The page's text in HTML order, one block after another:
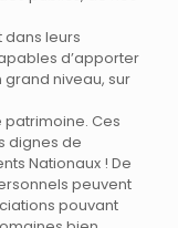
dans leurs
d’apporter
grand niveau, sur
patrimoine. Ces
dignes de
Nationaux ! De
peuvent
pouvant